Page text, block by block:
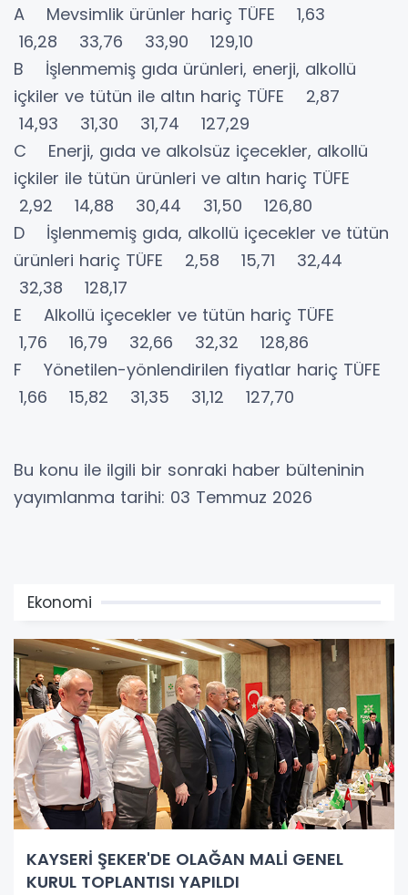
A Mevsimlik ürünler hariç TÜFE 1,63
16,28 33,76 33,90 129,10
B İşlenmemiş gıda ürünleri, enerji, alkollü
içkiler ve tütün ile altın hariç TÜFE 2,87
14,93 31,30 31,74 127,29
C Enerji, gıda ve alkolsüz içecekler, alkollü
içkiler ile tütün ürünleri ve altın hariç TÜFE
2,92 14,88 30,44 31,50 126,80
D İşlenmemiş gıda, alkollü içecekler ve tütün
ürünleri hariç TÜFE 2,58 15,71 32,44
32,38 128,17
E Alkollü içecekler ve tütün hariç TÜFE
1,76 16,79 32,66 32,32 128,86
F Yönetilen-yönlendirilen fiyatlar hariç TÜFE
1,66 15,82 31,35 31,12 127,70
Bu konu ile ilgili bir sonraki haber bülteninin
yayımlanma tarihi: 03 Temmuz 2026
Ekonomi
KAYSERİ ŞEKER'DE OLAĞAN MALİ GENEL
KURUL TOPLANTISI YAPILDI